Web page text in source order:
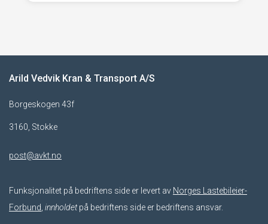
Arild Vedvik Kran & Transport A/S
Borgeskogen 43f
3160, Stokke
post@avkt.no
Funksjonalitet på bedriftens side er levert av Norges Lastebileier-
Forbund innholdetpå bedriftens side er bedriftens ansvar.